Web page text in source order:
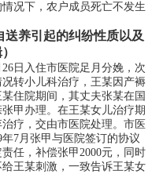
况下，农户成员死亡不发生
送养引起的纠纷性质以及
日入住市医院足月分娩，次
转小儿科治疗，王某因产褥
住院期间，其丈夫张某在国
甲办理。在王某女儿治疗期
疗，交由市医院处理。市医
7月张甲与医院签订的协议
任，补偿张甲2000元，同时
王某刺激，一致告诉王某女